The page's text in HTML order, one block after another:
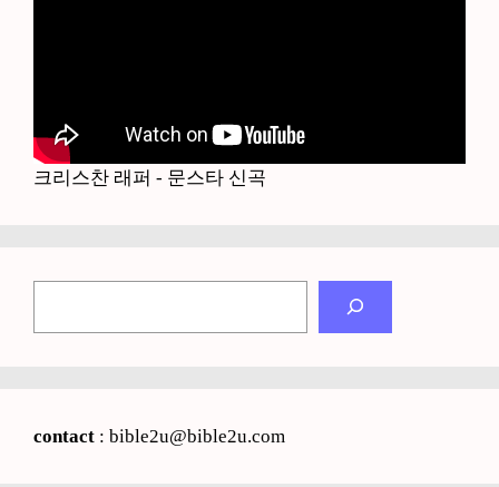
크리스찬 래퍼 - 문스타 신곡
contact : bible2u@bible2u.com